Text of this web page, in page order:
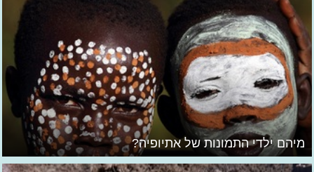
מיהם ילדי התמונות של אתיופיה?